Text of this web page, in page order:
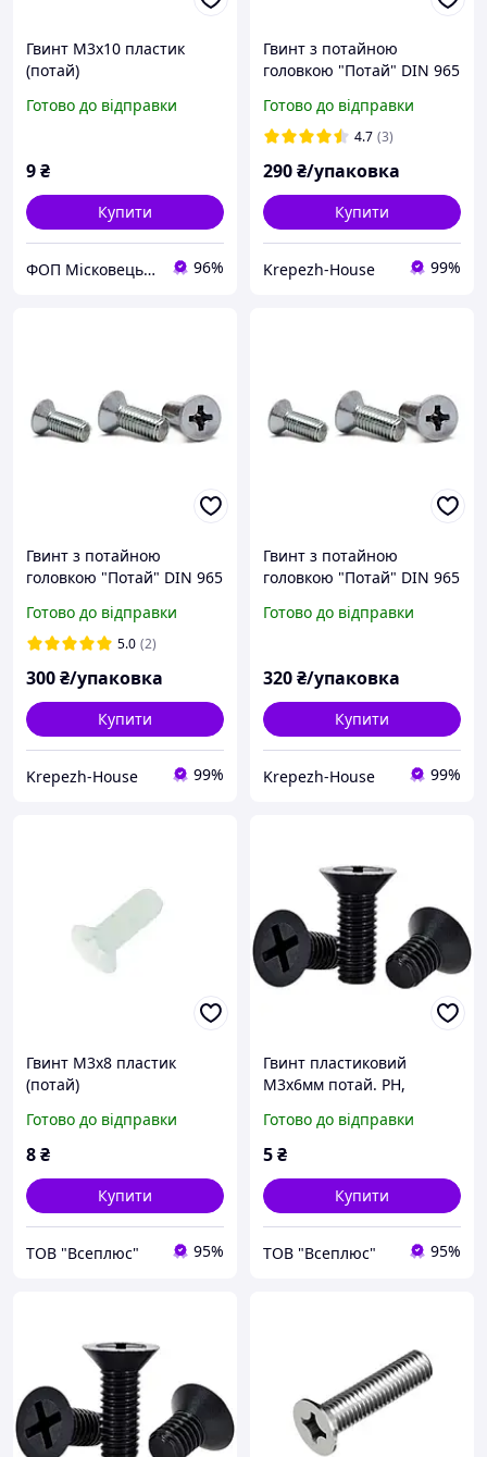
Гвинт М3х10 пластик
(потай)
Готово до відправки
9₴
Купити
ФОП Місковець О.Г. 96%
Гвинт з потайною
головкою "Потай" DIN 965
Готово до відправки
4.7 (3)
290₴/упаковка
Купити
Krepezh-House 99%
Гвинт з потайною
головкою "Потай" DIN 965
Готово до відправки
5.0 (2)
300₴/упаковка
Купити
Krepezh-House 99%
Гвинт з потайною
головкою "Потай" DIN 965
(1000шт)
Готово до відправки
320₴/упаковка
Купити
Krepezh-House 99%
Гвинт М3х8 пластик
(потай)
Готово до відправки
8₴
Купити
ТОВ "Всеплюс" 95%
Гвинт пластиковий
М3х6мм потай. PH,
Готово до відправки
5₴
Купити
ТОВ "Всеплюс" 95%